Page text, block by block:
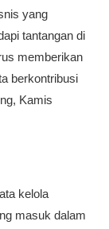
yang
tantangan di
memberikan
berkontribusi
Kamis
kelola
masuk dalam